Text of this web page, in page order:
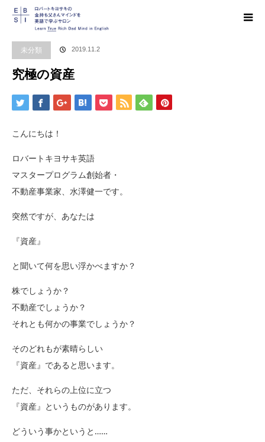
ブログ
未分類
未分類 2019.11.2
究極の資産
こんにちは！
ロバートキヨサキ英語
マスタープログラム創始者・
不動産事業家、水澤健一です。
突然ですが、あなたは
『資産』
と聞いて何を思い浮かべますか？
株でしょうか？
不動産でしょうか？
それとも何かの事業でしょうか？
そのどれもが素晴らしい
『資産』であると思います。
ただ、それらの上位に立つ
『資産』というものがあります。
どういう事かというと……